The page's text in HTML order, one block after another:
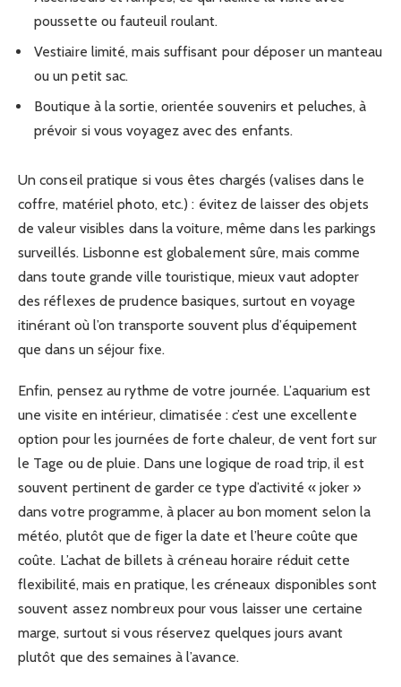
poussette ou fauteuil roulant.
Vestiaire limité, mais suffisant pour déposer un manteau
ou un petit sac.
Boutique à la sortie, orientée souvenirs et peluches, à
prévoir si vous voyagez avec des enfants.
Un conseil pratique si vous êtes chargés (valises dans le
coffre, matériel photo, etc.) : évitez de laisser des objets
de valeur visibles dans la voiture, même dans les parkings
surveillés. Lisbonne est globalement sûre, mais comme
dans toute grande ville touristique, mieux vaut adopter
des réflexes de prudence basiques, surtout en voyage
itinérant où l’on transporte souvent plus d’équipement
que dans un séjour fixe.
Enfin, pensez au rythme de votre journée. L’aquarium est
une visite en intérieur, climatisée : c’est une excellente
option pour les journées de forte chaleur, de vent fort sur
le Tage ou de pluie. Dans une logique de road trip, il est
souvent pertinent de garder ce type d’activité « joker »
dans votre programme, à placer au bon moment selon la
météo, plutôt que de figer la date et l’heure coûte que
coûte. L’achat de billets à créneau horaire réduit cette
flexibilité, mais en pratique, les créneaux disponibles sont
souvent assez nombreux pour vous laisser une certaine
marge, surtout si vous réservez quelques jours avant
plutôt que des semaines à l’avance.